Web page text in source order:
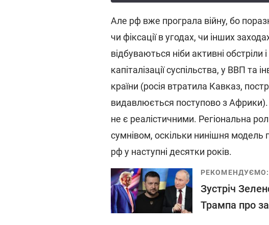
Але рф вже програла війну, бо
чи фіксації в угодах, чи інших
відбуваються ніби активні
капіталізації суспільства, у ВВП та
країни (росія втратила Кавказ,
видавлюється поступово з Африки).
не є реалістичними. Регіональна
сумнівом, оскільки нинішня модель
рф у наступні десятки років.
РЕКОМЕНДУЄМО:
Зустріч
Трампа про